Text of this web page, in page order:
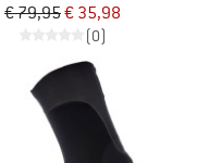
€ 79,95€ 35,98
(0)